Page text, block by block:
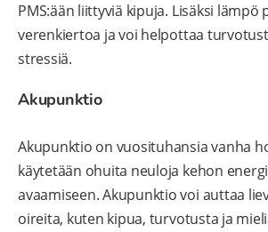
PMS:ään liittyviä kipuja. Lisäksi lämpö
verenkiertoa ja voi helpottaa
stressiä.
Akupunktio
Akupunktio on vuosituhansia vanha
käytetään ohuita neuloja kehon
avaamiseen. Akupunktio voi auttaa
oireita, kuten kipua, turvotusta ja